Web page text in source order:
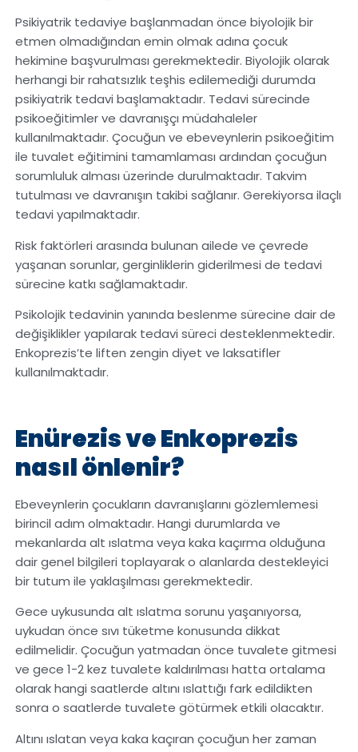
Psikiyatrik tedaviye başlanmadan önce biyolojik bir
etmen olmadığından emin olmak adına çocuk
hekimine başvurulması gerekmektedir. Biyolojik olarak
herhangi bir rahatsızlık teşhis edilemediği durumda
psikiyatrik tedavi başlamaktadır. Tedavi sürecinde
psikoeğitimler ve davranışçı müdahaleler
kullanılmaktadır. Çocuğun ve ebeveynlerin psikoeğitim
ile tuvalet eğitimini tamamlaması ardından çocuğun
sorumluluk alması üzerinde durulmaktadır. Takvim
tutulması ve davranışın takibi sağlanır. Gerekiyorsa ilaçlı
tedavi yapılmaktadır.
Risk faktörleri arasında bulunan ailede ve çevrede
yaşanan sorunlar, gerginliklerin giderilmesi de tedavi
sürecine katkı sağlamaktadır.
Psikolojik tedavinin yanında beslenme sürecine dair de
değişiklikler yapılarak tedavi süreci desteklenmektedir.
Enkoprezis’te liften zengin diyet ve laksatifler
kullanılmaktadır.
Enürezis ve Enkoprezis
nasıl önlenir?
Ebeveynlerin çocukların davranışlarını gözlemlemesi
birincil adım olmaktadır. Hangi durumlarda ve
mekanlarda alt ıslatma veya kaka kaçırma olduğuna
dair genel bilgileri toplayarak o alanlarda destekleyici
bir tutum ile yaklaşılması gerekmektedir.
Gece uykusunda alt ıslatma sorunu yaşanıyorsa,
uykudan önce sıvı tüketme konusunda dikkat
edilmelidir. Çocuğun yatmadan önce tuvalete gitmesi
ve gece 1-2 kez tuvalete kaldırılması hatta ortalama
olarak hangi saatlerde altını ıslattığı fark edildikten
sonra o saatlerde tuvalete götürmek etkili olacaktır.
Altını ıslatan veya kaka kaçıran çocuğun her zaman